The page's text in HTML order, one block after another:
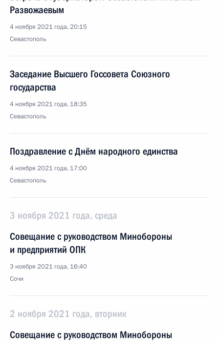
Развожаевым
4 ноября 2021 года, 20:15
Севастополь
Заседание Высшего Госсовета Союзного
государства
4 ноября 2021 года, 18:35
Севастополь
Поздравление с Днём народного единства
4 ноября 2021 года, 17:00
Севастополь
3 ноября 2021 года, среда
Совещание с руководством Минобороны
и предприятий ОПК
3 ноября 2021 года, 16:40
Сочи
2 ноября 2021 года, вторник
Совещание с руководством Минобороны